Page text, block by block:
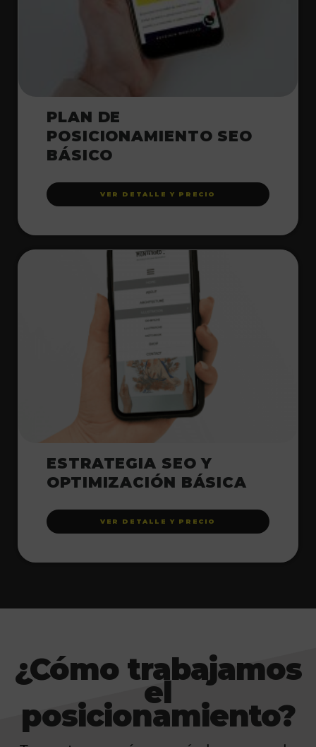
PLAN DE
POSICIONAMIENTO SEO
BÁSICO
VER DETALLE Y PRECIO
ESTRATEGIA SEO Y
OPTIMIZACIÓN BÁSICA
VER DETALLE Y PRECIO
¿Cómo trabajamos
el
posicionamiento?